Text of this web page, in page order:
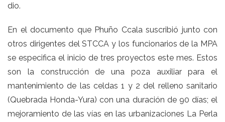
dio.
En el documento que Phuño Ccala suscribió junto con
otros dirigentes del STCCA y los funcionarios de la MPA
se especifica el inicio de tres proyectos este mes. Estos
son la construcción de una poza auxiliar para el
mantenimiento de las celdas 1 y 2 del relleno sanitario
(Quebrada Honda-Yura) con una duración de 90 días; el
mejoramiento de las vías en las urbanizaciones La Perla